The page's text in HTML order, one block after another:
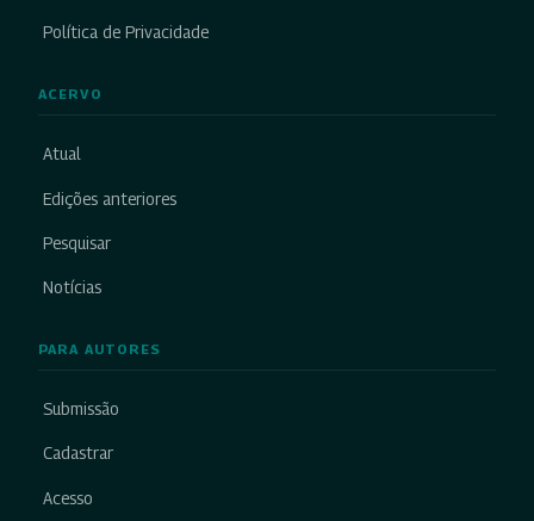
Política de Privacidade
ACERVO
Atual
Edições anteriores
Pesquisar
Notícias
PARA AUTORES
Submissão
Cadastrar
Acesso